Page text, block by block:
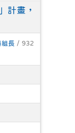
計畫，
組長 / 932